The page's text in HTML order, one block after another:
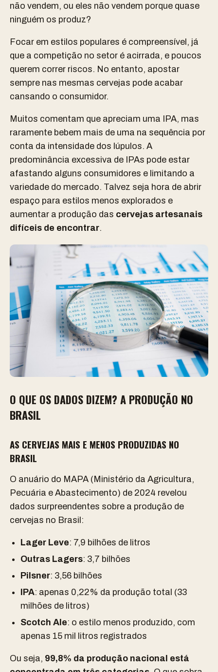
não vendem, ou eles não vendem porque quase
ninguém os produz?
Focar em estilos populares é compreensível, já
que a competição no setor é acirrada, e poucos
querem correr riscos. No entanto, apostar
sempre nas mesmas cervejas pode acabar
cansando o consumidor.
Muitos comentam que apreciam uma IPA, mas
raramente bebem mais de uma na sequência por
conta da intensidade dos lúpulos. A
predominância excessiva de IPAs pode estar
afastando alguns consumidores e limitando a
variedade do mercado. Talvez seja hora de abrir
espaço para estilos menos explorados e
aumentar a produção das cervejas artesanais
difíceis de encontrar.
O QUE OS DADOS DIZEM? A PRODUÇÃO NO
BRASIL
AS CERVEJAS MAIS E MENOS PRODUZIDAS NO
BRASIL
O anuário do MAPA (Ministério da Agricultura,
Pecuária e Abastecimento) de 2024 revelou
dados surpreendentes sobre a produção de
cervejas no Brasil:
Lager Leve: 7,9 bilhões de litros
Outras Lagers: 3,7 bilhões
Pilsner: 3,56 bilhões
IPA: apenas 0,22% da produção total (33
milhões de litros)
Scotch Ale: o estilo menos produzido, com
apenas 15 mil litros registrados
Ou seja, 99,8% da produção nacional está